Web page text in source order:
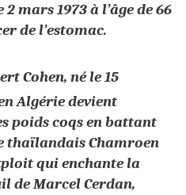
mars 1973 à l’âge de 66
de l’estomac.
Cohen, né le 15
Algérie devient
poids coqs en battant
thaïlandais Chamroen
qui enchante la
de Marcel Cerdan,